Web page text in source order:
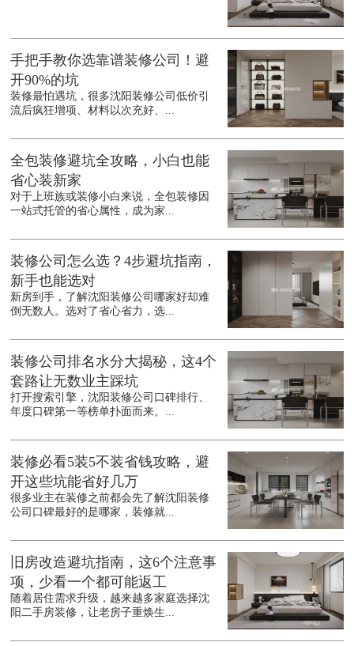
手把手教你选靠谱装修公司！避
开90%的坑
装修最怕遇坑，很多沈阳装修公司低价引
流后疯狂增项、材料以次充好、...
全包装修避坑全攻略，小白也能
省心装新家
对于上班族或装修小白来说，全包装修因
一站式托管的省心属性，成为家...
装修公司怎么选？4步避坑指南，
新手也能选对
新房到手，了解沈阳装修公司哪家好却难
倒无数人。选对了省心省力，选...
装修公司排名水分大揭秘，这4个
套路让无数业主踩坑
打开搜索引擎，沈阳装修公司口碑排行、
年度口碑第一等榜单扑面而来。...
装修必看5装5不装省钱攻略，避
开这些坑能省好几万
很多业主在装修之前都会先了解沈阳装修
公司口碑最好的是哪家，装修就...
旧房改造避坑指南，这6个注意事
项，少看一个都可能返工
随着居住需求升级，越来越多家庭选择沈
阳二手房装修，让老房子重焕生...